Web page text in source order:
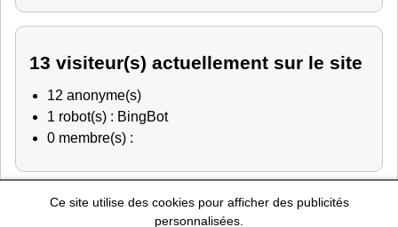
Ce site utilise des cookies pour afficher des publicités
personnalisées.
13 visiteur(s) actuellement sur le site
12 anonyme(s)
1 robot(s) : BingBot
0 membre(s) :
Police Nationale-Education Nationale-Marine Nationale-